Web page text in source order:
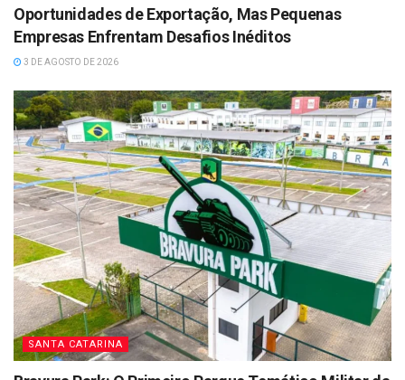
Oportunidades de Exportação, Mas Pequenas
Empresas Enfrentam Desafios Inéditos
3 DE AGOSTO DE 2026
SANTA CATARINA